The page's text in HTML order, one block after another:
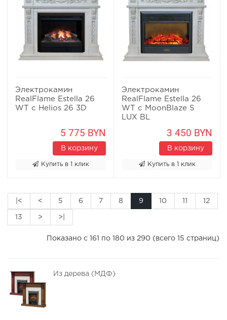
Электрокамин
RealFlame Estella 26
WT с Helios 26 3D
5 775 BYN
В корзину
Купить в 1 клик
Электрокамин
RealFlame Estella 26
WT с MoonBlaze S
LUX BL
3 450 BYN
В корзину
Купить в 1 клик
|< < 5 6 7 8 9 10 11 12
13 > >|
Показано с 161 по 180 из 290 (всего 15 страниц)
Из дерева (МДФ)